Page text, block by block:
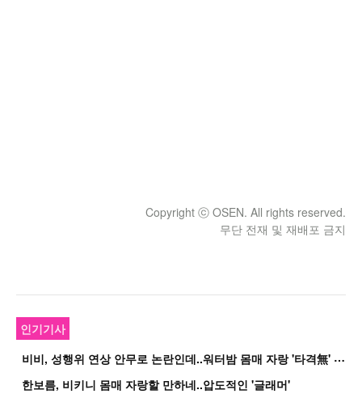
Copyright ⓒ OSEN. All rights reserved.
무단 전재 및 재배포 금지
인기기사
비
비, 성행위 연상 안무로 논란인데..워터밤 몸매 자랑 '타격無' 근황
한보름, 비키니 몸매 자랑할 만하네..압도적인 '글래머'